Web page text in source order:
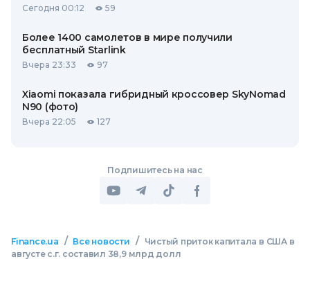
Сегодня 00:12 59
Более 1400 самолетов в мире получили
бесплатный Starlink
Вчера 23:33 97
Xiaomi показала гибридный кроссовер SkyNomad
N90 (фото)
Вчера 22:05 127
Подпишитесь на нас
Finance.ua / Все новости /
Чистый приток капитала в США в
августе с.г. составил 38,9 млрд долл